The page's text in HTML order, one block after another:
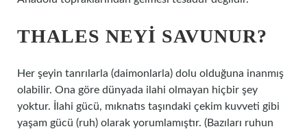
THALES NEYI SAVUNUR?
Her şeyin tanrılarla (daimonlarla) dolu olduğuna inanmış
olabilir. Ona göre dünyada ilahi olmayan hiçbir şey
yoktur. İlahi gücü, mıknatıs taşındaki çekim kuvveti gibi
yaşam gücü (ruh) olarak yorumlamıştır. (Bazıları ruhun